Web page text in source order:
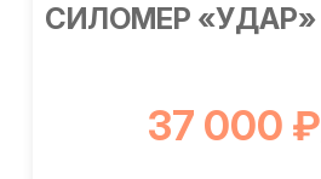
СИЛОМЕР «УДАР»
37 000 ₽